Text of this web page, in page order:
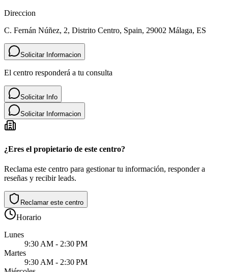
Direccion
C. Fernán Núñez, 2, Distrito Centro, Spain, 29002 Málaga, ES
Solicitar Informacion
El centro responderá a tu consulta
Solicitar Info
Solicitar Informacion
¿Eres el propietario de este centro?
Reclama este centro para gestionar tu información, responder a
reseñas y recibir leads.
Reclamar este centro
Horario
Lunes
9:30 AM - 2:30 PM
Martes
9:30 AM - 2:30 PM